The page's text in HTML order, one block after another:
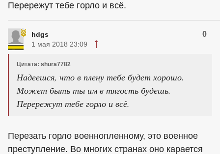
Перережут тебе горло и всё.
hdgs 0
1 мая 2018 23:09
Цитата: shura7782
Надеешся, что в плену тебе будет хорошо.
Может быть ты им в тягость будешь.
Перережут тебе горло и всё.
Перезать горло военнопленному, это военное
преступление. Во многих странах оно карается